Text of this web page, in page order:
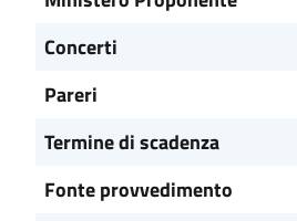
Concerti
Pareri
Termine di scadenza
Fonte provvedimento